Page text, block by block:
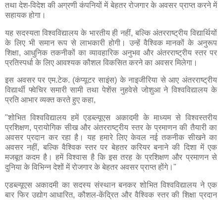
तथा देश-विदेश की अग्रणी कंपनियों में बेहतर रोजगार के अवसर प्राप्त करने में
सहायक होगा।
यह सदस्यता विश्वविद्यालय के भारतीय ही नहीं, बल्कि अंतरराष्ट्रीय विद्यार्थियों
के लिए भी समान रूप से लाभकारी होगी। उन्हें वैश्विक मानकों के अनुरूप
शिक्षा, आधुनिक तकनीकों का व्यावहारिक अनुभव और अंतरराष्ट्रीय स्तर पर
प्रतिस्पर्धा के लिए आवश्यक कौशल विकसित करने का अवसर मिलेगा।
इस अवसर पर एम.टेक. (कंप्यूटर साइंस) के नाइजीरिया से आए अंतरराष्ट्रीय
विद्यार्थी फ्वेचिर समारी सामी तथा पेशेंस नुहवेसे जोशुआ ने विश्वविद्यालय के
प्रति आभार व्यक्त करते हुए कहा,
"शोभित विश्वविद्यालय हमें एडब्ल्यूएस अकादमी के माध्यम से विश्वस्तरीय
प्रशिक्षण, प्रायोगिक सीख और अंतरराष्ट्रीय स्तर के प्रमाणन की तैयारी का
अवसर प्रदान कर रहा है। यह हमारे लिए केवल नई तकनीक सीखने का
अवसर नहीं, बल्कि वैश्विक स्तर पर बेहतर करियर बनाने की दिशा में एक
मजबूत कदम है। हमें विश्वास है कि इस तरह के प्रशिक्षण और प्रमाणन से
दुनिया के विभिन्न देशों में रोजगार के बेहतर अवसर प्राप्त होंगे।"
एडब्ल्यूएस अकादमी का सदस्य संस्थान बनकर शोभित विश्वविद्यालय ने एक
बार फिर उद्योग आधारित, कौशल-केंद्रित और वैश्विक स्तर की शिक्षा प्रदान